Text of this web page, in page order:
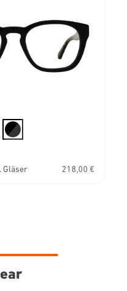
Gläser 218,00 €